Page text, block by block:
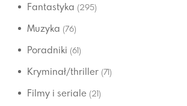
Fantastyka (295)
Muzyka (76)
Poradniki (61)
Kryminał/thriller (71)
Filmy i seriale (21)